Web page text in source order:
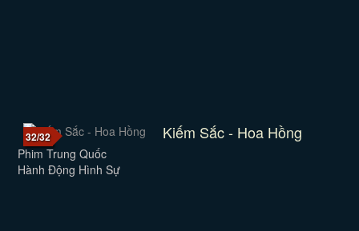
32/32 Kiếm Sắc - Hoa Hồng
Phim Trung Quốc
Hành Động Hình Sự